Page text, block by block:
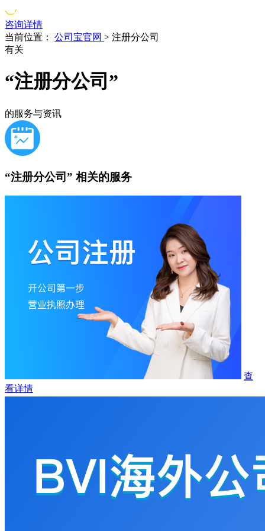
咨询详情
当前位置：
公司宝官网 > 注册分公司
有关
“注册分公司”
的服务与资讯
“注册分公司” 相关的服务
查
看详情